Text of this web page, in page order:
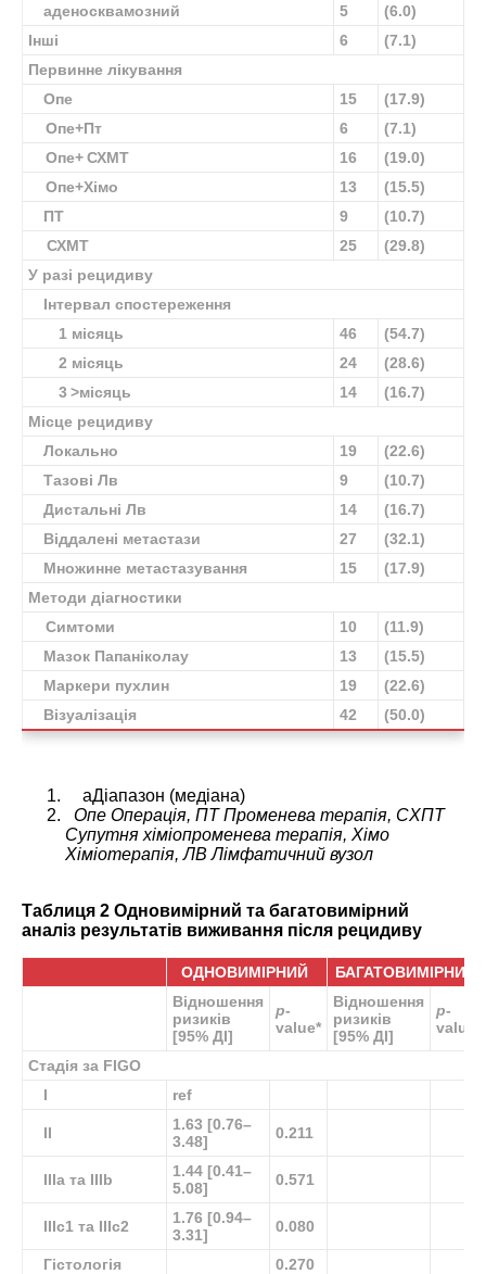
аденосквамозний
5
(6.0)
Інші
6
(7.1)
Первинне лікування
Опе
15
(17.9)
Опе+Пт
6
(7.1)
Опе+ СХМТ
16
(19.0)
Опе+Хімо
13
(15.5)
ПТ
9
(10.7)
СХМТ
25
(29.8)
У разі рецидиву
Інтервал спостереження
1 місяць
46
(54.7)
2 місяць
24
(28.6)
3 >місяць
14
(16.7)
Місце рецидиву
Локально
19
(22.6)
Тазові Лв
9
(10.7)
Дистальні Лв
14
(16.7)
Віддалені метастази
27
(32.1)
Множинне метастазування
15
(17.9)
Методи діагностики
Симтоми
10
(11.9)
Мазок Папаніколау
13
(15.5)
Маркери пухлин
19
(22.6)
Візуалізація
42 (50.0)
aДіапазон (медіана)
Опе Операція, ПТ Променева терапія, СХПТ
Супутня хіміопроменева терапія, Хімо
Хіміотерапія, ЛВ Лімфатичний вузол
Таблиця 2 Одновимірний та багатовимірний
аналіз результатів виживання після рецидиву
ОДНОВИМІРНИЙ
БАГАТОВИМІРНИЙ
Відношення
ризиків
[95% ДІ]
p-
value*
Відношення
ризиків
[95% ДІ]
p-
value
Стадія за FIGO
I
ref
II
1.63 [0.76–
3.48]
0.211
IIIa та IIIb
1.44 [0.41–
5.08]
0.571
IIIc1 та IIIc2
1.76 [0.94–
3.31]
0.080
Гістологія 0.270